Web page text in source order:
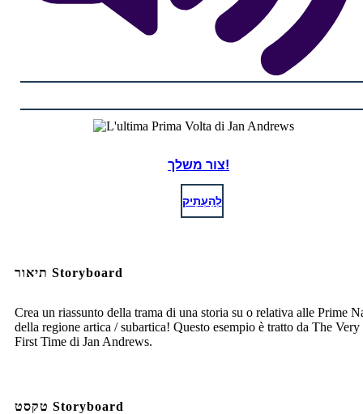
צור משלך!
לְהַעְתִיק
תיאור Storyboard
Crea un riassunto della trama di una storia su o relativa alle Prime
della regione artica / subartica! Questo esempio è tratto da The Very
First Time di Jan Andrews.
טקסט Storyboard